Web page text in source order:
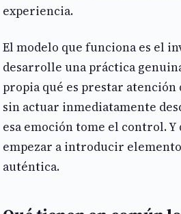
experiencia.
El modelo que funciona es el
desarrolle una práctica
propia qué es prestar atención
sin actuar inmediatamente
esa emoción tome el control.
empezar a introducir
auténtica.